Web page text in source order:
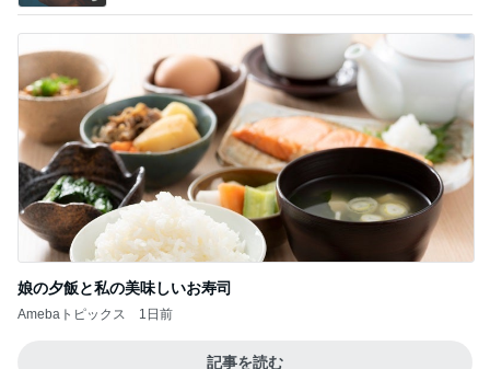
娘の夕飯と私の美味しいお寿司
Amebaトピックス 1日前
記事を読む